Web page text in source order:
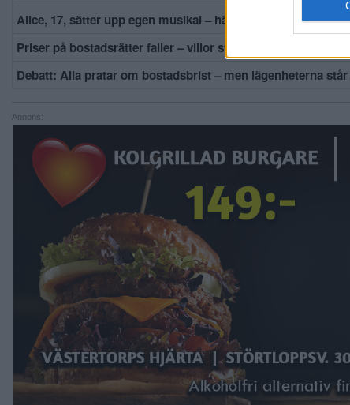
Alice, 17, sätter upp egen musikal – här är de största
Priser på bostadsrätter faller – villor stiger
Debatt: Alla pratar om bostadsbrist – men lägenheterna
Annons: